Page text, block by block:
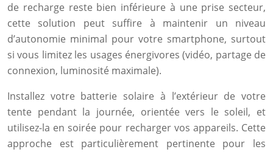
de recharge reste bien inférieure à une prise secteur,
cette solution peut suffire à maintenir un niveau
d’autonomie minimal pour votre smartphone, surtout
si vous limitez les usages énergivores (vidéo, partage de
connexion, luminosité maximale).
Installez votre batterie solaire à l’extérieur de votre
tente pendant la journée, orientée vers le soleil, et
utilisez-la en soirée pour recharger vos appareils. Cette
approche est particulièrement pertinente pour les